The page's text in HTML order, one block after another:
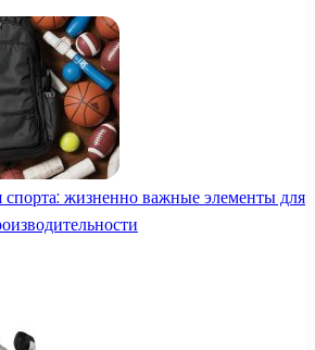
жизненно важные элементы для